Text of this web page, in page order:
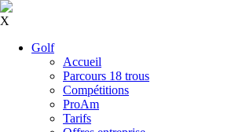
X
Golf
Accueil
Parcours 18 trous
Compétitions
ProAm
Tarifs